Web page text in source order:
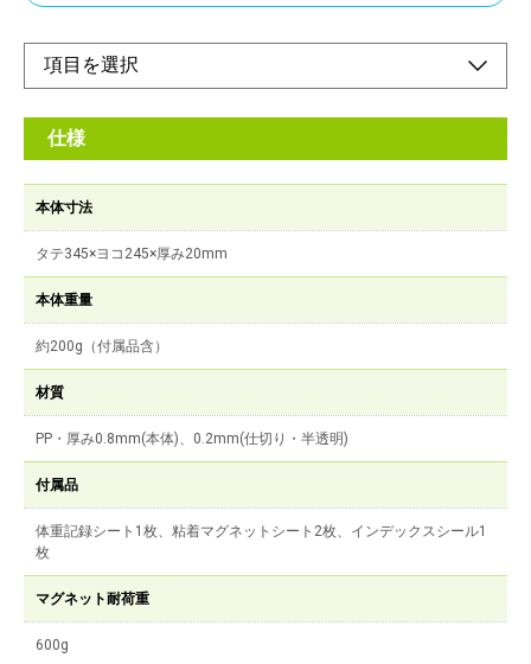
仕様
本体寸法
タテ345×ヨコ245×厚み20mm
本体重量
約200g（付属品含）
材質
PP・厚み0.8mm(本体)、0.2mm(仕切り・半透明)
付属品
体重記録シート1枚、粘着マグネットシート2枚、インデックスシール1
枚
マグネット耐荷重
600g